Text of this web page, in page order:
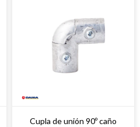
Cupla de unión 90º caño